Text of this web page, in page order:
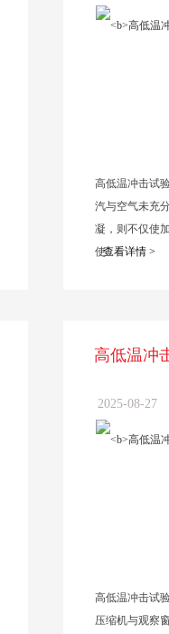
高低温冲击试
汽与空气未充
凝，则不仅使
使...查看详情 >
高低温冲
2025-08-27
高低温冲击试
压缩机与观察